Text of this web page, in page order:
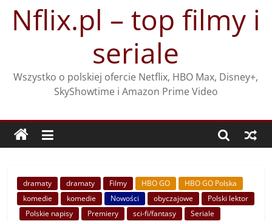
treściNflix.pl – top filmy i
seriale
Wszystko o polskiej ofercie Netflix, HBO Max, Disney+,
SkyShowtime i Amazon Prime Video
dramaty dramaty Filmy HBO GO
HBO GO Polska
komedie
komedie Nowości obyczajowe
Polski lektor
Polskie napisy
Premiery sci-fi/fantasy Seriale